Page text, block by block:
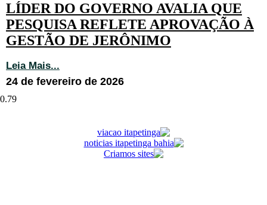
LÍDER DO GOVERNO AVALIA QUE
PESQUISA REFLETE APROVAÇÃO À
GESTÃO DE JERÔNIMO
Leia Mais...
24 de fevereiro de 2026